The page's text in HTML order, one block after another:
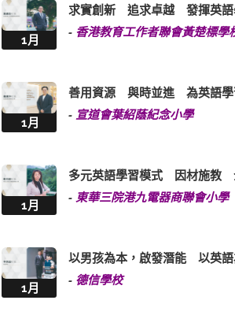
1月
求實創新 追求卓越 發揮英語
- 香港教育工作者聯會黃楚標學
1月
善用資源 與時並進 為英語學
- 宣道會葉紹蔭紀念小學
1月
多元英語學習模式 因材施教
- 東華三院港九電器商聯會小學
1月
以男孩為本，啟發潛能 以英語
- 德信學校